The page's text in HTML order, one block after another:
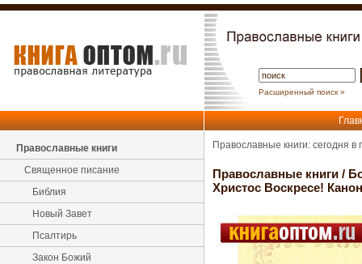
Расширенный поиск »
Православные книги
Священное писание
Библия
Новый Завет
Псалтирь
Закон Божий
Православные книги: сегодня
Православные книги /
Христос Воскресе!